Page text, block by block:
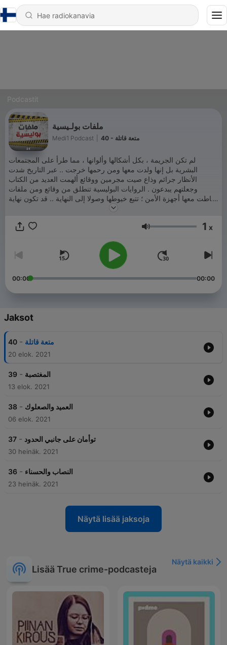
Podcastit
ملفات بولـيسية
Medi1 Podcast 40 - متعة قاتلة
لم تكن الجريمة ، بكل أشكالها وألوانها ، مما طرأ على المجتمعات
البشرية بل إنها ولدت معها ومن رحمها خرجت .. عبر التاريخ شدت
الأنظار جرائم وذاع صيت مجرمين ووقائع ألهمت العديد من الكتاب
وجعلتهم يبدعون . الروايات البوليسية تنطلق من وقائع ومن ملفات
تعاطت معها أجهزة الأمن ؛ تتبع خيوطها وصولا إلى النهاية .. قد تكون نهاية
Äänenvoimakkuus
1 x
00:00 00:00
Jaksot
40 - متعة قاتلة
20 elok. 2021
39 - المغتصبة
13 elok. 2021
38 - العميد والصعلوك
06 elok. 2021
37 - توأمان على جانبي الحدود
30 heinäk. 2021
36 - النصاب والحسناء
23 heinäk. 2021
Näytä lisää jaksoja
Lisää True crime-podcasteja
Näytä kaikki